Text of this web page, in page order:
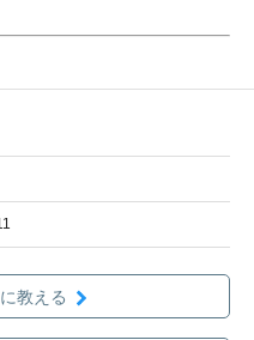
教える